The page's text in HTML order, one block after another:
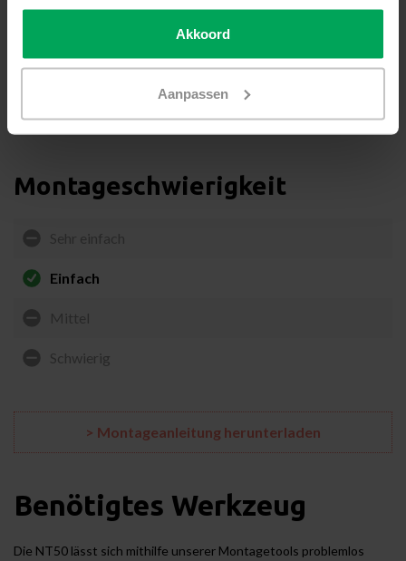
Akkoord
Aanpassen
Innenseite des Glases angebracht werden. Dies kann zu einem
thermischen Glasbruch führen. Sonnenschutzfolien müssen bei
so kann das Risiko eines thermischen Bruchs vermieden
Klicken Sie hier für die Außenversion bzw.
„Exterieur“ Variante (NT50E).
Montageschwierigkeit
Sehr einfach
Einfach
Mittel
Schwierig
> Montageanleitung herunterladen
Benötigtes Werkzeug
Die NT50 lässt sich mithilfe unserer Montagetools problemlos